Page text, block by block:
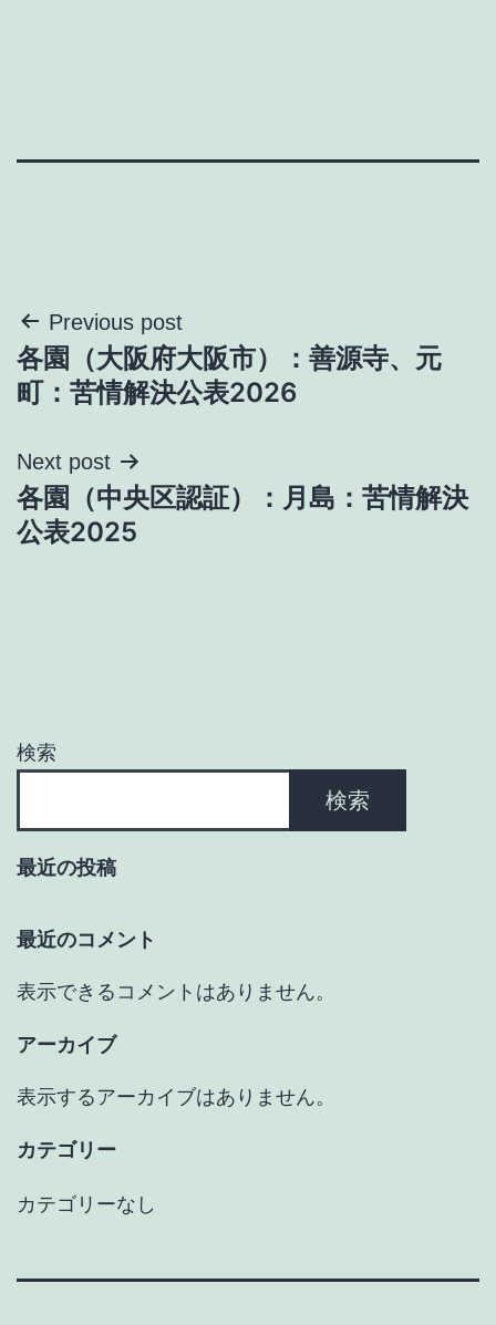
投
稿
ビ
ゲ
ン
Previous post
各園（大阪府大阪市）：善源寺、元
町：苦情解決公表2026
Next post
各園（中央区認証）：月島：苦情解決
公表2025
検索
検索
最近の投稿
最近のコメント
表示できるコメントはありません。
アーカイブ
表示するアーカイブはありません。
カテゴリー
カテゴリーなし